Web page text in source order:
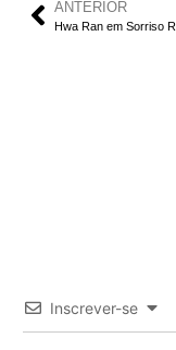
ANTERIOR
Inscrever-se